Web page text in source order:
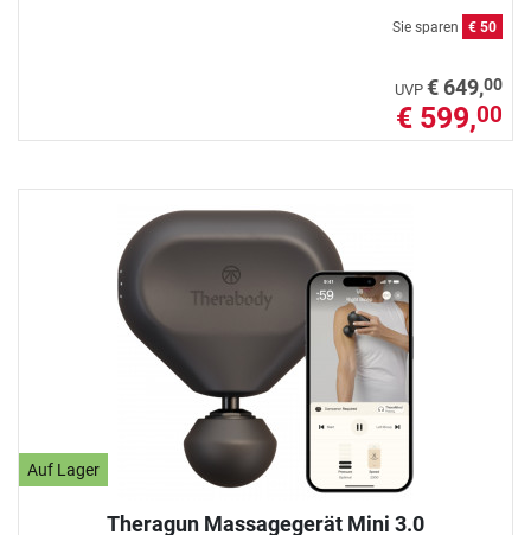
Sie sparen € 50
UVP € 649,00
€ 599,00
Auf Lager
Theragun Massagegerät Mini 3.0